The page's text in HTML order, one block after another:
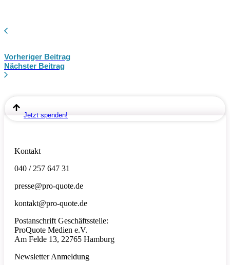
Vorheriger Beitrag
Nächster Beitrag
Jetzt spenden!
Kontakt
040 / 257 647 31
presse@pro-quote.de
kontakt@pro-quote.de
Postanschrift Geschäftsstelle:
ProQuote Medien e.V.
Am Felde 13, 22765 Hamburg
Newsletter Anmeldung